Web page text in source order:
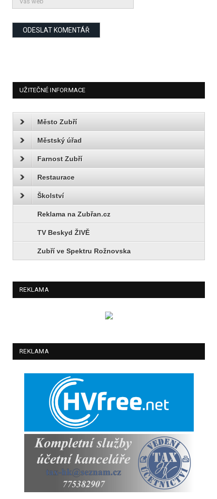
UŽITEČNÉ INFORMACE
Město Zubří
Městský úřad
Farnost Zubří
Restaurace
Školství
Reklama na Zubřan.cz
TV Beskyd ŽIVĚ
Zubří ve Spektru Rožnovska
REKLAMA
REKLAMA